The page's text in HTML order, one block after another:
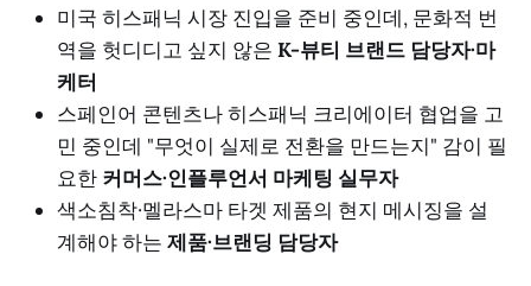
미국 히스패닉 시장 진입을 준비 중인데, 문화적 번
역을 헛디디고 싶지 않은 K-뷰티 브랜드 담당자·마
케터
스페인어 콘텐츠나 히스패닉 크리에이터 협업을 고
민 중인데 "무엇이 실제로 전환을 만드는지" 감이 필
요한 커머스·인플루언서 마케팅 실무자
색소침착·멜라스마 타겟 제품의 현지 메시징을 설
계해야 하는 제품·브랜딩 담당자